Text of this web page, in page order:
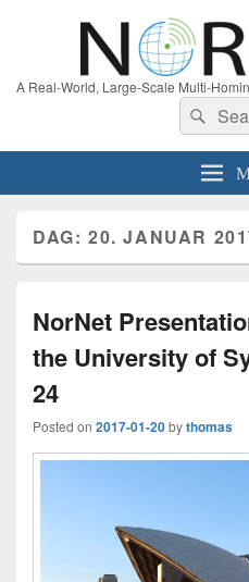
A Real-World, Large-Scale Multi-
Search
for:
DAG: 20. JANUAR
NorNet
the University of
24
Posted on 2017-01-20bythomas